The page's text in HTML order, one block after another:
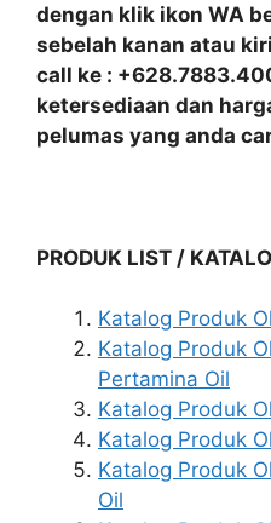
dengan klik ikon WA
sebelah kanan atau
call ke :
ketersediaan dan
pelumas yang anda
PRODUK LIST /
Katalog Produk
Katalog Produk
Pertamina Oil
Katalog Produk
Katalog Produk
Katalog Produk
Oil